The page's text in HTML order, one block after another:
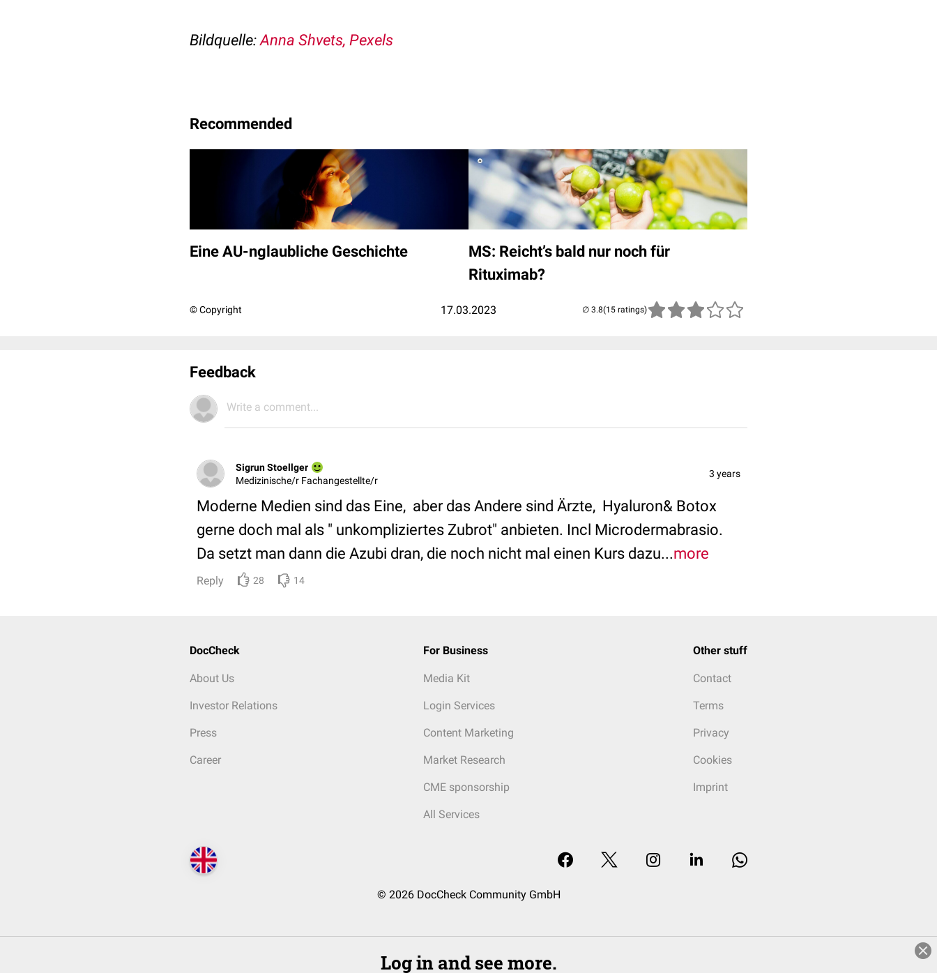
Bildquelle:Anna Shvets, Pexels
Recommended
Eine AU-nglaubliche Geschichte
MS: Reicht’s bald nur noch für
Rituximab?
© Copyright 17.03.2023 (15 ratings)
Feedback
Write a comment...
Sigrun Stoellger
Medizinische/r Fachangestellte/r
3 years
Moderne Medien sind das Eine, aber das Andere sind Ärzte, Hyaluron& Botox
gerne doch mal als " unkompliziertes Zubrot" anbieten. Incl Microdermabrasio.
Da setzt man dann die Azubi dran, die noch nicht mal einen Kurs dazu...more
Reply 28 14
DocCheck
About Us
Investor Relations
Press
Career
For Business
Media Kit
Login Services
Content Marketing
Market Research
CME sponsorship
All Services
Other stuff
Contact
Terms
Privacy
Cookies
Imprint
© 2026 DocCheck Community GmbH
Log in and see more.